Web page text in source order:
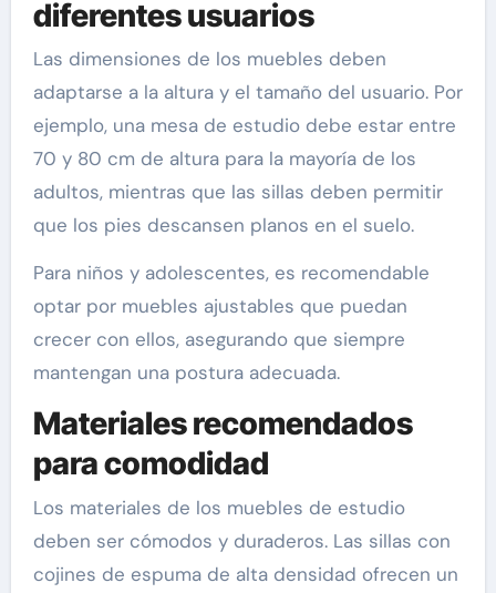
diferentes usuarios
Las dimensiones de los muebles deben
adaptarse a la altura y el tamaño del usuario. Por
ejemplo, una mesa de estudio debe estar entre
70 y 80 cm de altura para la mayoría de los
adultos, mientras que las sillas deben permitir
que los pies descansen planos en el suelo.
Para niños y adolescentes, es recomendable
optar por muebles ajustables que puedan
crecer con ellos, asegurando que siempre
mantengan una postura adecuada.
Materiales recomendados
para comodidad
Los materiales de los muebles de estudio
deben ser cómodos y duraderos. Las sillas con
cojines de espuma de alta densidad ofrecen un